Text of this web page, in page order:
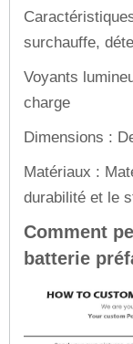
surchauffe,
Voyants
charge
Dimensions :
Matériaux :
durabilité et le
Comment
batterie